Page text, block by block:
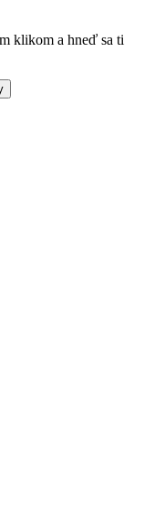
klikom a hneď sa ti